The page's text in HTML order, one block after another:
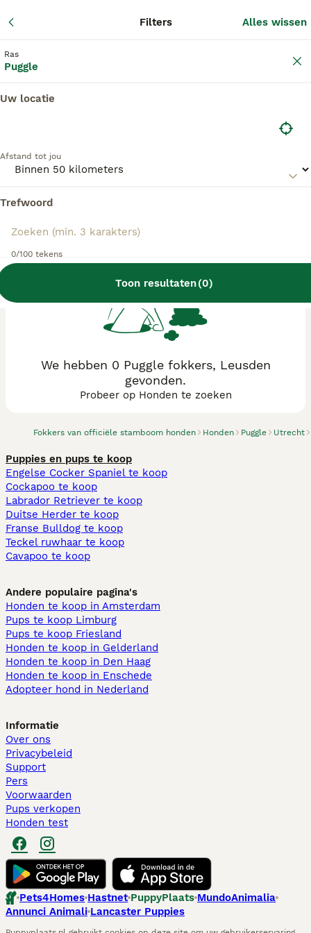
Filters
Filters Alles wissen
Ras
Puggle
Uw locatie
Afstand tot jou
Trefwoord
0/100 tekens
Toon resultaten(0)
Fokkers van officiële stamboom honden Honden Puggle Utrecht
van hun kennelregistratie bij de Raad van Beheer
bij ons aangeleverd, en fokken pups met een
deze fokkers? Dubbelcheck zelf altijd op de
ouderhonden bij bezichtiging.
We hebben 0 Puggle fokkers, Leusden
gevonden.
Probeer op Honden te zoeken
Puppies en pups te koop
Engelse Cocker Spaniel te koop
Cockapoo te koop
Labrador Retriever te koop
Duitse Herder te koop
Franse Bulldog te koop
Teckel ruwhaar te koop
Cavapoo te koop
Andere populaire pagina's
Honden te koop in Amsterdam
Pups te koop Limburg​
Pups te koop Friesland​
Honden te koop in Gelderland
Honden te koop in Den Haag
Honden te koop in Enschede
Adopteer hond in Nederland
Informatie
Over ons
Privacybeleid
Support
Pers
Voorwaarden
Pups verkopen
Honden test
Pets4Homes Hastnet PuppyPlaats MundoAnimalia
Annunci Animali Lancaster Puppies